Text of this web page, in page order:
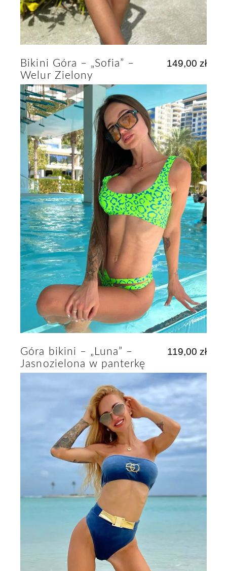
Bikini Góra – „Sofia” –
Welur Zielony
149,00 zł
Góra bikini – „Luna” –
Jasnozielona w panterkę
119,00 zł